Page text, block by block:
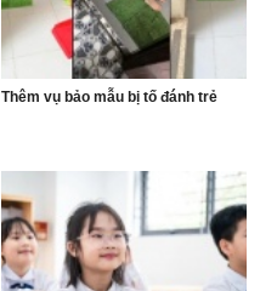
Thêm vụ bảo mẫu bị tố đánh trẻ